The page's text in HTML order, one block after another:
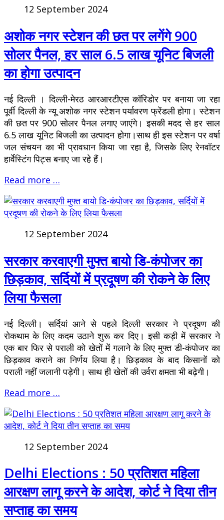
12 September 2024
अशोक नगर स्टेशन की छत पर लगेंगे 900
सोलर पैनल, हर साल 6.5 लाख यूनिट बिजली
का होगा उत्पादन
नई दिल्ली । दिल्ली-मेरठ आरआरटीएस कॉरिडोर पर बनाया जा रहा
पूर्वी दिल्ली के न्यू अशोक नगर स्टेशन पर्यावरण फ्रेंडली होगा। स्टेशन
की छत पर 900 सोलर पैनल लगाए जाएंगे। इसकी मदद से हर साल
6.5 लाख यूनिट बिजली का उत्पादन होगा।साथ ही इस स्टेशन पर वर्षा
जल संचयन का भी प्रावधान किया जा रहा है, जिसके लिए रेनवॉटर
हार्वेस्टिंग पिट्स बनाए जा रहे हैं।
Read more …
12 September 2024
सरकार करवाएगी मुफ्त बायो डि-कंपोजर का
छिड़काव, सर्दियों में प्रदूषण की रोकने के लिए
लिया फैसला
नई दिल्ली। सर्दियां आने से पहले दिल्ली सरकार ने प्रदूषण की
रोकथाम के लिए कदम उठाने शुरू कर दिए। इसी कड़ी में सरकार ने
एक बार फिर से पराली को खेतों में गलाने के लिए मुफ्त डी-कंपोजर का
छिड़काव कराने का निर्णय लिया है। छिड़काव के बाद किसानों को
पराली नहीं जलानी पड़ेगी। साथ ही खेतों की उर्वरा क्षमता भी बढ़ेगी।
Read more …
12 September 2024
Delhi Elections : 50 प्रतिशत महिला
आरक्षण लागू करने के आदेश, कोर्ट ने दिया तीन
सप्ताह का समय